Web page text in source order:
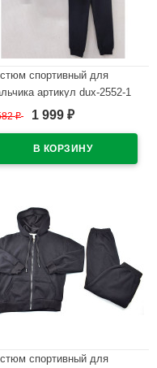
спортивный для
артикул dux-2552-1
32/128-46/170 цвет
₽ 1 999 ₽
спортивный для